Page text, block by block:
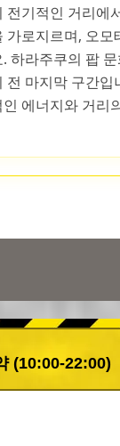
전기적인 거리에
가로지르며, 오
하라주쿠의 팝
전 마지막 구간
에너지와 거리
(10:00-22:00)